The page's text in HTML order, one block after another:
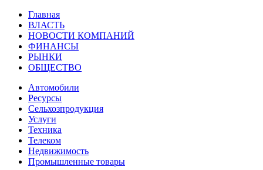
Главная
ВЛАСТЬ
НОВОСТИ КОМПАНИЙ
ФИНАНСЫ
РЫНКИ
ОБЩЕСТВО
Автомобили
Ресурсы
Сельхозпродукция
Услуги
Техника
Телеком
Недвижимость
Промышленные товары